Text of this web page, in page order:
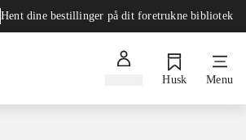
Hent dine bestillinger på dit foretrukne bibliotek
Husk Menu